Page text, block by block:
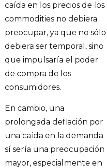
caída en los precios de los
commodities no debiera
preocupar, ya que no sólo
debiera ser temporal, sino
que impulsaría el poder
de compra de los
consumidores.
En cambio, una
prolongada deflación por
una caída en la demanda
sí sería una preocupación
mayor, especialmente en